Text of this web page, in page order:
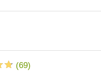
(69)